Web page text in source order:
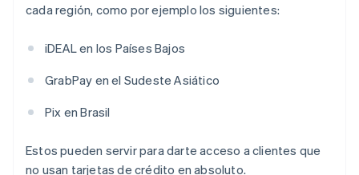
cada región, como por ejemplo los siguientes:
iDEAL en los Países Bajos
GrabPay en el Sudeste Asiático
Pix en Brasil
Estos pueden servir para darte acceso a clientes que
no usan tarjetas de crédito en absoluto.